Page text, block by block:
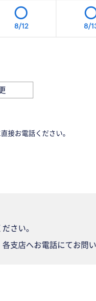
8/12 8/
接お電話ください。
さい。
支店へお電話にてお問い